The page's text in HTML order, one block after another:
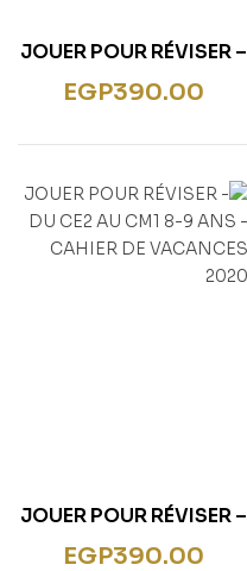
JOUER POUR RÉVISER –
DE LA PETITE À LA
EGP390.00
JOUER POUR RÉVISER –
DU CE2 AU CM1 8-9
EGP390.00